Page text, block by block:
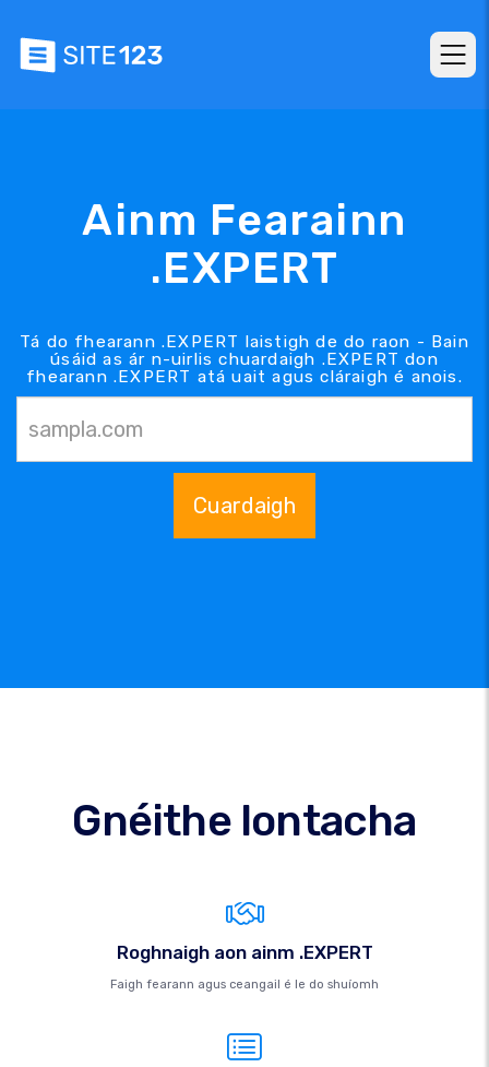
Ainm Fearainn
.EXPERT
Tá do fhearann .EXPERT laistigh de do raon - Bain
úsáid as ár n-uirlis chuardaigh .EXPERT don
fhearann .EXPERT atá uait agus cláraigh é anois.
Cuardaigh
Gnéithe Iontacha
Roghnaigh aon ainm .EXPERT
Faigh fearann ​​agus ceangail é le do shuíomh